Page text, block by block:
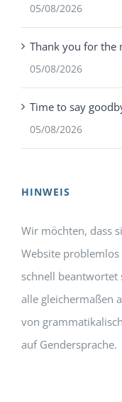
05/08/2026
Thank you for the
05/08/2026
Time to say
05/08/2026
HINWEIS
Wir möchten, dass
Website
schnell beantwortet
alle gleichermaßen
von
auf Gendersprache.